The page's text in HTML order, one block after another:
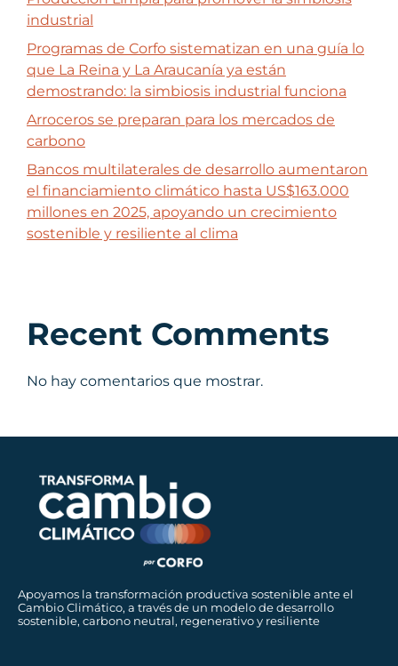
industrial
Programas de Corfo sistematizan en una guía lo
que La Reina y La Araucanía ya están
demostrando: la simbiosis industrial funciona
Arroceros se preparan para los mercados de
carbono
Bancos multilaterales de desarrollo aumentaron
el financiamiento climático hasta US$163.000
millones en 2025, apoyando un crecimiento
sostenible y resiliente al clima
Recent Comments
No hay comentarios que mostrar.
Apoyamos la transformación productiva sostenible ante el
Cambio Climático, a través de un modelo de desarrollo
sostenible, carbono neutral, regenerativo y resiliente